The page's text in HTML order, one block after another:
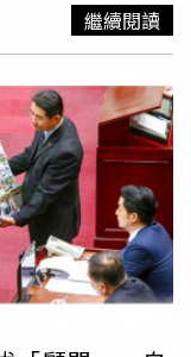
頭、土、沙、混泥
達1600頓廢土，
分局今日表示，南
車混入營建廢棄
縣政府環保局人員
石車司機、羅姓地
車、挖土機。據
要進行地基回填；
姓包商，負責將建
合法土資場，且回
認為其涉嫌利用災
送南投地檢署偵
繼續閱讀